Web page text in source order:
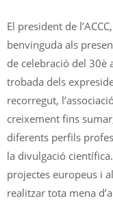
El president de l’ACCC,
benvinguda als
de celebració del 30è
trobada dels
recorregut,
creixement fins
diferents perfils
la divulgació
projectes europeus i
realitzar tota mena